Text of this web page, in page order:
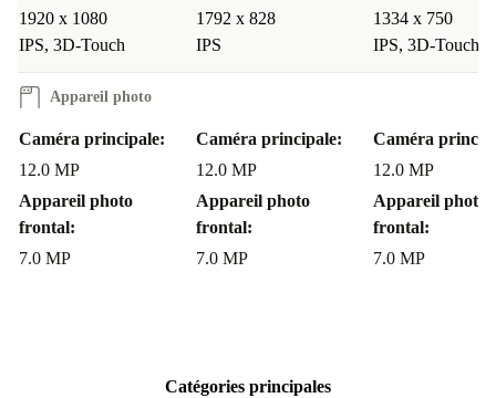
1920 x 1080
IPS, 3D-Touch
1792 x 828
IPS
1334 x 750
IPS, 3D-Touch
Appareil photo
Caméra principale:
12.0 MP
Appareil photo
frontal:
7.0 MP
Caméra principale:
12.0 MP
Appareil photo
frontal:
7.0 MP
Caméra
12.0 MP
Appareil photo
frontal:
7.0 MP
Catégories principales